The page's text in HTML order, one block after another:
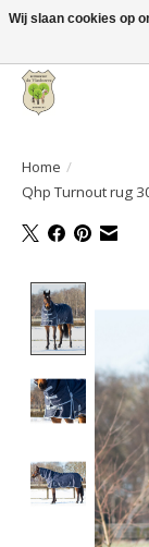
Grote keuze aan
Home /
Qhp Turnout rug
Wij slaan cookies op